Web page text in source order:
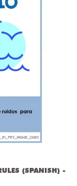
(SPANISH) -